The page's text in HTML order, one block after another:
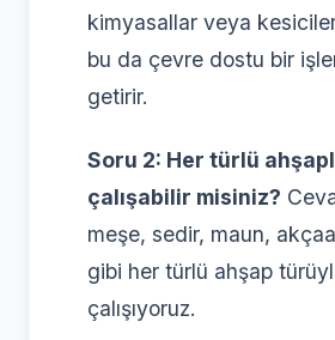
kimyasallar veya
bu da çevre dostu bir
getirir.
Soru 2: Her türlü
çalışabilir misiniz?
meşe, sedir, maun,
gibi her türlü ahşap
çalışıyoruz.